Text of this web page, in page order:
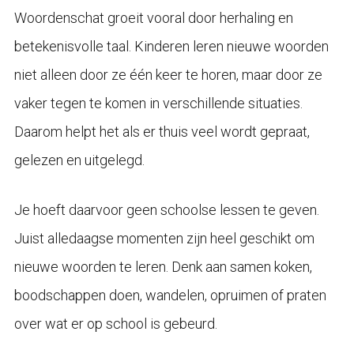
Woordenschat groeit vooral door herhaling en
betekenisvolle taal. Kinderen leren nieuwe woorden
niet alleen door ze één keer te horen, maar door ze
vaker tegen te komen in verschillende situaties.
Daarom helpt het als er thuis veel wordt gepraat,
gelezen en uitgelegd.
Je hoeft daarvoor geen schoolse lessen te geven.
Juist alledaagse momenten zijn heel geschikt om
nieuwe woorden te leren. Denk aan samen koken,
boodschappen doen, wandelen, opruimen of praten
over wat er op school is gebeurd.